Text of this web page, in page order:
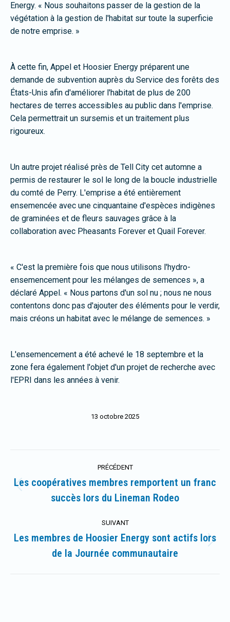
Energy. « Nous souhaitons passer de la gestion de la
végétation à la gestion de l'habitat sur toute la superficie
de notre emprise. »
À cette fin, Appel et Hoosier Energy préparent une
demande de subvention auprès du Service des forêts des
États-Unis afin d'améliorer l'habitat de plus de 200
hectares de terres accessibles au public dans l'emprise.
Cela permettrait un sursemis et un traitement plus
rigoureux.
Un autre projet réalisé près de Tell City cet automne a
permis de restaurer le sol le long de la boucle industrielle
du comté de Perry. L'emprise a été entièrement
ensemencée avec une cinquantaine d'espèces indigènes
de graminées et de fleurs sauvages grâce à la
collaboration avec Pheasants Forever et Quail Forever.
« C'est la première fois que nous utilisons l'hydro-
ensemencement pour les mélanges de semences », a
déclaré Appel. « Nous partons d'un sol nu ; nous ne nous
contentons donc pas d'ajouter des éléments pour le verdir,
mais créons un habitat avec le mélange de semences. »
L'ensemencement a été achevé le 18 septembre et la
zone fera également l'objet d'un projet de recherche avec
l'EPRI dans les années à venir.
13 octobre 2025
article
PRÉCÉDENT
précédent
Les coopératives membres remportent un franc
succès lors du Lineman Rodeo
SUIVANT
suivant
Les membres de Hoosier Energy sont actifs lors
de la Journée communautaire